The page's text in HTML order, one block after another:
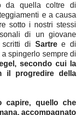
da quella coltre di
e a causa
sotto i nostri stessi
di un giovane
scritti di Sartree di
spingerlo sempre di
secondo cui la
il progredire della
capire, quello che
accompagnato